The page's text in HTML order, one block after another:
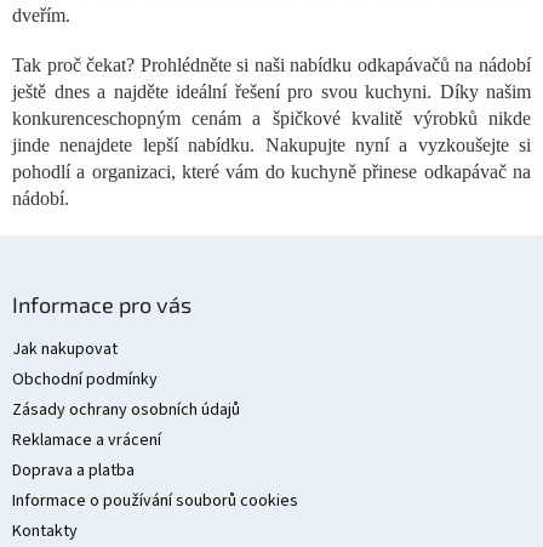
r
v
k
y
v
ý
dveřím.
Tak proč čekat? Prohlédněte si naši nabídku odkapávačů na nádobí
ještě dnes a najděte ideální řešení pro svou kuchyni. Díky našim
konkurenceschopným cenám a špičkové kvalitě výrobků nikde
jinde nenajdete lepší nabídku. Nakupujte nyní a vyzkoušejte si
pohodlí a organizaci, které vám do kuchyně přinese odkapávač na
nádobí.
Informace pro vás
Jak nakupovat
Obchodní podmínky
Zásady ochrany osobních údajů
Reklamace a vrácení
Doprava a platba
Informace o používání souborů cookies
Kontakty